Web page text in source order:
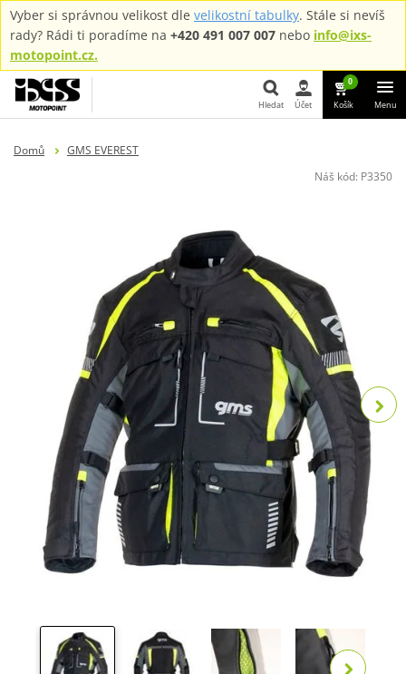
Vyber si správnou velikost dle velikostní tabulky. Stále si nevíš
rady? Rádi ti poradíme na +420 491 007 007 nebo info@ixs-
motopoint.cz.
Hledat Účet
0
Košík Menu
Domů
GMS EVEREST
Náš kód: P3350